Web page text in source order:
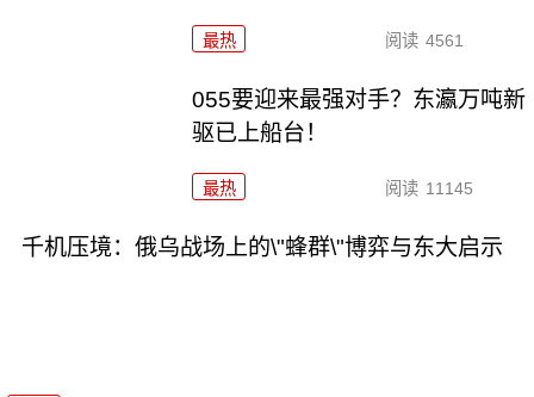
最热 阅读 4561
055要迎来最强对手？东瀛万吨新
驱已上船台！
最热 阅读 11145
千机压境：俄乌战场上的\"蜂群\"博弈与东大启示